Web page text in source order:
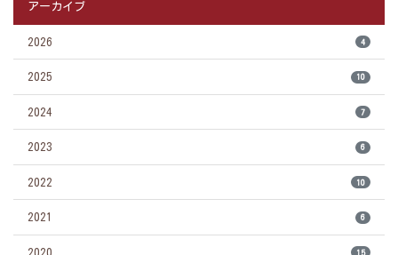
アーカイブ
2026 4
2025 10
2024 7
2023 6
2022 10
2021 6
2020 15